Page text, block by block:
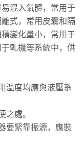
混入氣體，常用于
式，常用皮囊和隔
變化量小，常用于
軋機等系統中，供
度均應與液壓系
處。
緊靠振源，應裝